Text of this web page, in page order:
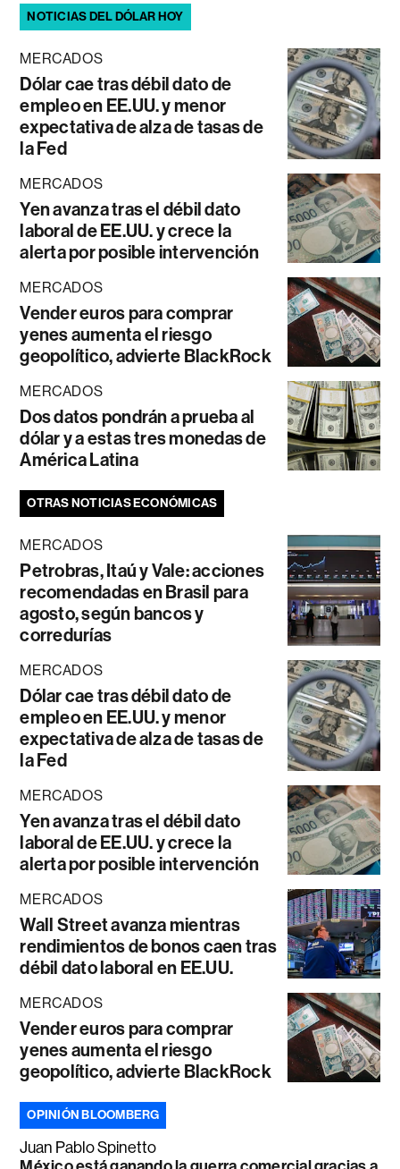
NOTICIAS DEL DÓLAR HOY
MERCADOS
Dólar cae tras débil dato de
empleo en EE.UU. y menor
expectativa de alza de tasas de
la Fed
MERCADOS
Yen avanza tras el débil dato
laboral de EE.UU. y crece la
alerta por posible intervención
MERCADOS
Vender euros para comprar
yenes aumenta el riesgo
geopolítico, advierte BlackRock
MERCADOS
Dos datos pondrán a prueba al
dólar y a estas tres monedas de
América Latina
OTRAS NOTICIAS ECONÓMICAS
MERCADOS
Petrobras, Itaú y Vale: acciones
recomendadas en Brasil para
agosto, según bancos y
corredurías
MERCADOS
Dólar cae tras débil dato de
empleo en EE.UU. y menor
expectativa de alza de tasas de
la Fed
MERCADOS
Yen avanza tras el débil dato
laboral de EE.UU. y crece la
alerta por posible intervención
MERCADOS
Wall Street avanza mientras
rendimientos de bonos caen tras
débil dato laboral en EE.UU.
MERCADOS
Vender euros para comprar
yenes aumenta el riesgo
geopolítico, advierte BlackRock
OPINIÓN BLOOMBERG
Juan Pablo Spinetto